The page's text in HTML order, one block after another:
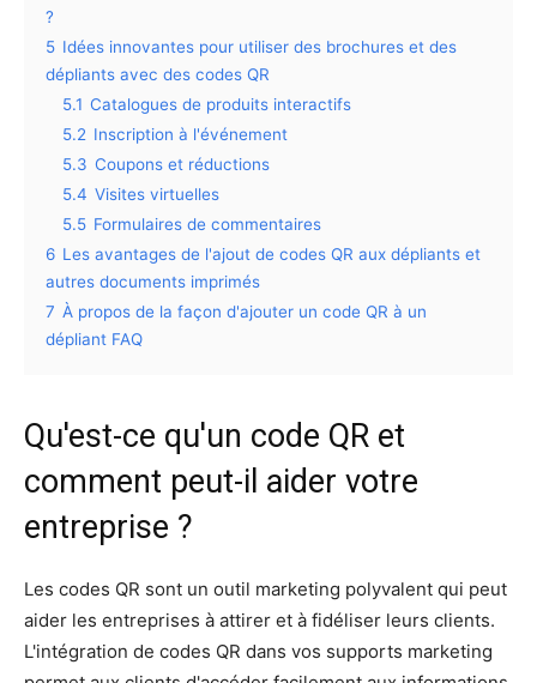
?
5 Idées innovantes pour utiliser des brochures et des
dépliants avec des codes QR
5.1 Catalogues de produits interactifs
5.2 Inscription à l'événement
5.3 Coupons et réductions
5.4 Visites virtuelles
5.5 Formulaires de commentaires
6 Les avantages de l'ajout de codes QR aux dépliants et
autres documents imprimés
7 À propos de la façon d'ajouter un code QR à un
dépliant FAQ
Qu'est-ce qu'un code QR et
comment peut-il aider votre
entreprise ?
Les codes QR sont un outil marketing polyvalent qui peut
aider les entreprises à attirer et à fidéliser leurs clients.
L'intégration de codes QR dans vos supports marketing